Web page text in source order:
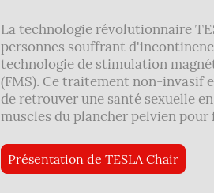
La technologie révolutionnaire
personnes souffrant
technologie de stimulation
(FMS). Ce traitement non-invasif
de retrouver une santé sexuelle
muscles du plancher pelvien pour
Présentation de TESLA Chair